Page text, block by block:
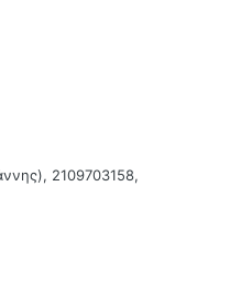
2109703158,